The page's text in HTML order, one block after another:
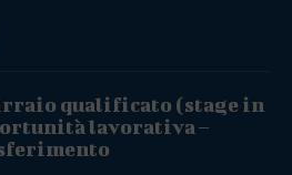
qualificato (stage in
lavorativa –